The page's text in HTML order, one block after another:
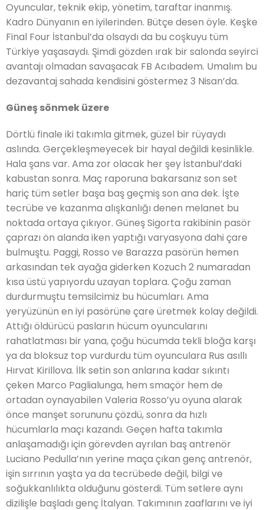
Oyuncular, teknik ekip, yönetim, taraftar inanmış.
Kadro Dünyanın en iyilerinden. Bütçe desen öyle. Keşke
Final Four İstanbul’da olsaydı da bu coşkuyu tüm
Türkiye yaşasaydı. Şimdi gözden ırak bir salonda seyirci
avantajı olmadan savaşacak FB Acıbadem. Umalım bu
dezavantaj sahada kendisini göstermez 3 Nisan’da.
Güneş sönmek üzere
Dörtlü finale iki takımla gitmek, güzel bir rüyaydı
aslında. Gerçekleşmeyecek bir hayal değildi kesinlikle.
Hala şans var. Ama zor olacak her şey İstanbul’daki
kabustan sonra. Maç raporuna bakarsanız son set
hariç tüm setler başa baş geçmiş son ana dek. İşte
tecrübe ve kazanma alışkanlığı denen melanet bu
noktada ortaya çıkıyor. Güneş Sigorta rakibinin pasör
çaprazı ön alanda iken yaptığı varyasyona dahi çare
bulmuştu. Paggi, Rosso ve Barazza pasörün hemen
arkasından tek ayağa giderken Kozuch 2 numaradan
kısa üstü yapıyordu uzayan toplara. Çoğu zaman
durdurmuştu temsilcimiz bu hücumları. Ama
yeryüzünün en iyi pasörüne çare üretmek kolay değildi.
Attığı öldürücü pasların hücum oyuncularını
rahatlatması bir yana, çoğu hücumda tekli bloğa karşı
ya da bloksuz top vurdurdu tüm oyunculara Rus asıllı
Hırvat Kirillova. İlk setin son anlarına kadar sıkıntı
çeken Marco Paglialunga, hem smaçör hem de
ortadan oynayabilen Valeria Rosso’yu oyuna alarak
önce manşet sorununu çözdü, sonra da hızlı
hücumlarla maçı kazandı. Geçen hafta takımla
anlaşamadığı için görevden ayrılan baş antrenör
Luciano Pedulla’nın yerine maça çıkan genç antrenör,
işin sırrının yaşta ya da tecrübede değil, bilgi ve
soğukkanlılıkta olduğunu gösterdi. Tüm setlere aynı
dizilişle başladı genç İtalyan. Takımının zaaflarını ve iyi